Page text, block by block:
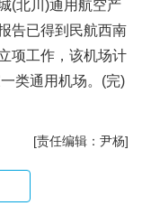
(北川)通用航空产
告已得到民航西南
项工作，该机场计
类通用机场。(完)
[责任编辑：尹杨]